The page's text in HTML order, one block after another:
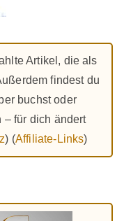
Artikel, die als
findest du
buchst oder
– für dich ändert
) (Affiliate-Links)